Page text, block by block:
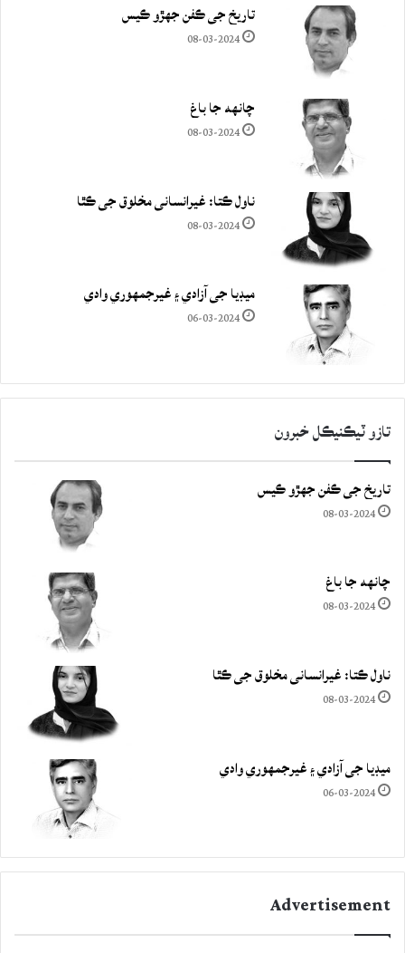
تاريخ جي ڪفن جھڙو ڪيس
08-03-2024
چانهه جا باغ
08-03-2024
ناول ڪتا: غيرانساني مخلوق جي ڪٿا
08-03-2024
ميڊيا جي آزادي ۽ غيرجمھوري وادي
06-03-2024
تازو ٽيڪنيڪل خبرون
تاريخ جي ڪفن جھڙو ڪيس
08-03-2024
چانهه جا باغ
08-03-2024
ناول ڪتا: غيرانساني مخلوق جي ڪٿا
08-03-2024
ميڊيا جي آزادي ۽ غيرجمھوري وادي
06-03-2024
Advertisement